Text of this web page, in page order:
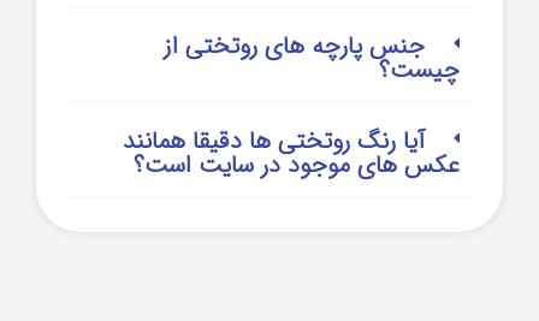
جنس پارچه های روتختی از
چیست؟
آیا رنگ روتختی ها دقیقا همانند
عکس های موجود در سایت است؟